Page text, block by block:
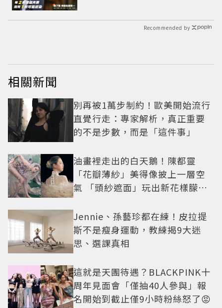
Recommended by
相關新聞
別再被1萬步制約！歐美開始流行
直覺行走：專家解析，真正重要
的不是步數，而是「這件事」
油畫裡走出的白天鵝！陳都靈
「花瓣薄紗」美得像披上一層空
氣 「頭紗遮面」玩出新花樣朦朧
Jennie、孫藝珍都在練！皮拉提
斯不是瘦身運動，教練揭9大迷
思、選課真相
這就是天團待遇？BLACKPINK十
周年見面會「僅抽40人參與」報
名開始到截止僅9小時粉絲怒了😡